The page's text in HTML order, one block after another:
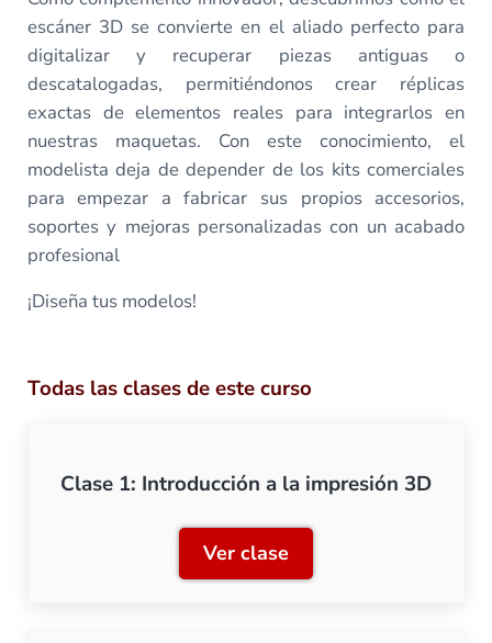
escáner 3D se convierte en el aliado perfecto para
digitalizar y recuperar piezas antiguas o
descatalogadas, permitiéndonos crear réplicas
exactas de elementos reales para integrarlos en
nuestras maquetas. Con este conocimiento, el
modelista deja de depender de los kits comerciales
para empezar a fabricar sus propios accesorios,
soportes y mejoras personalizadas con un acabado
profesional
¡Diseña tus modelos!
Todas las clases de este curso
Clase 1: Introducción a la impresión 3D
Ver claseClase 1: Introducción a la